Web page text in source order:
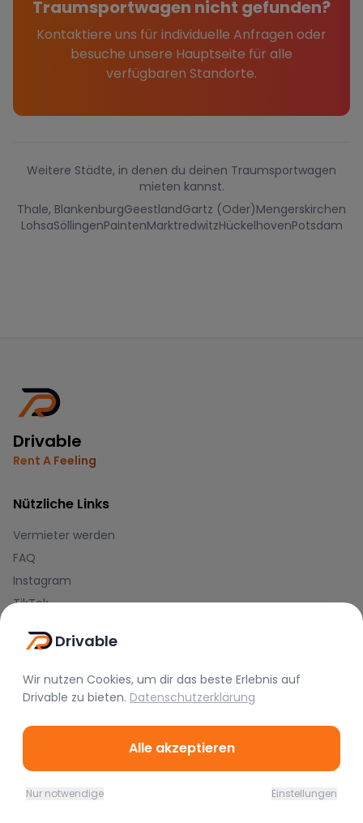
Traumsportwagen nicht gefunden?
Kontaktiere uns für individuelle Anfragen oder
besuche unsere Hauptseite für alle
verfügbaren Standorte.
Weitere Städte, in denen du deinen Traumsportwagen
mieten kannst.
Thale, BlankenburgGeestlandGartz (Oder)Mengerskirchen
LohsaSöllingenPaintenMarktredwitzHückelhovenPotsdam
Drivable
Rent A Feeling
Nützliche Links
Vermieter werden
FAQ
Instagram
TikTok
Rechtliches
Nutzungsbedingungen
Datenschutz
Impressum
Blog
Journal
Drivable
Wir nutzen Cookies, um dir das beste Erlebnis auf
Drivable zu bieten. Datenschutzerklärung
Alle akzeptieren
Nur notwendige Einstellungen